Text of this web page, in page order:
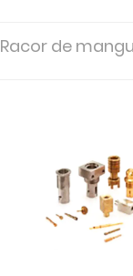
Racor de